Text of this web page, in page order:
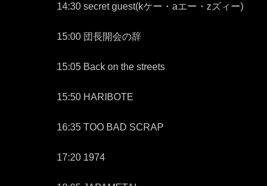
14:30 secret guest(kケー・aエー・zズィー)
15:00 団長開会の辞
15:05 Back on the streets
15:50 HARIBOTE
16:35 TOO BAD SCRAP
17:20 1974